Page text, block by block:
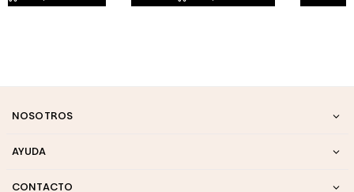
NOSOTROS
AYUDA
CONTACTO